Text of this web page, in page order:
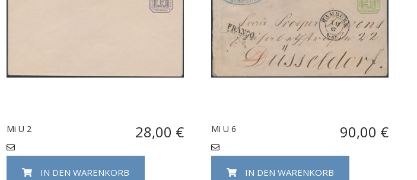
Mi U 2 28,00 €
IN DEN WARENKORB
Mi U 6 90,00 €
IN DEN WARENKORB